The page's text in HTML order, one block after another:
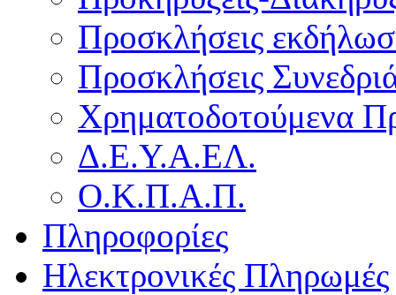
Προσκλήσεις
Προσκλήσεις
Χρηματοδοτούμενα
Δ.Ε.Υ.Α.ΕΛ.
Ο.Κ.Π.Α.Π.
Πληροφορίες
Ηλεκτρονικές Πληρωμές